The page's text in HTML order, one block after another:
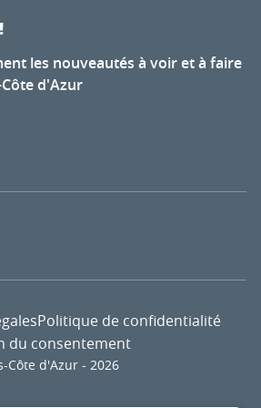
les nouveautés à voir et à faire
d'Azur
Côte d'Azur - 2026
Politique de confidentialité
du consentement